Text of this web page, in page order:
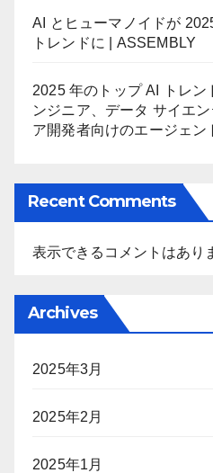
AI とヒューマノイドが
トレンドに | ASSEMBLY
2025 年のトップ AI トレン
ンジニア、データ サイエ
ア開発者向けのエージェン
Recent Comments
表示できるコメントはあり
Archives
2025年3月
2025年2月
2025年1月